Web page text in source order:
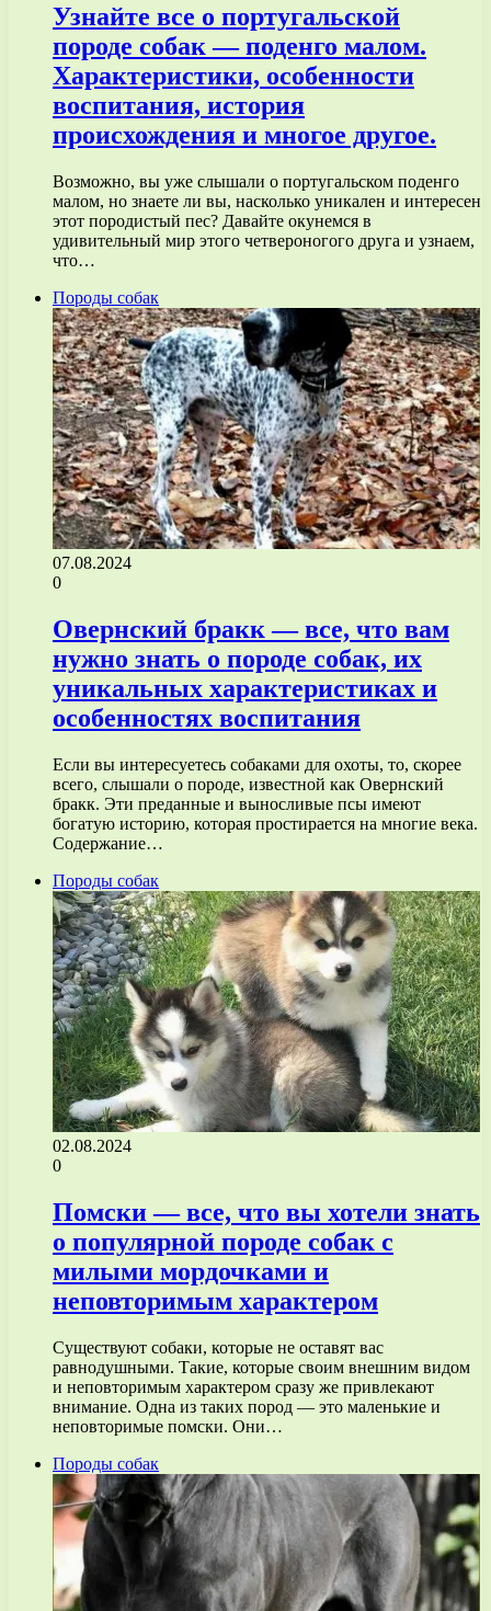
Узнайте все о португальской
породе собак — поденго малом.
Характеристики, особенности
воспитания, история
происхождения и многое другое.
Возможно, вы уже слышали о португальском поденго
малом, но знаете ли вы, насколько уникален и интересен
этот породистый пес? Давайте окунемся в
удивительный мир этого четвероногого друга и узнаем,
что…
Породы собак
07.08.2024
0
Овернский бракк — все, что вам
нужно знать о породе собак, их
уникальных характеристиках и
особенностях воспитания
Если вы интересуетесь собаками для охоты, то, скорее
всего, слышали о породе, известной как Овернский
бракк. Эти преданные и выносливые псы имеют
богатую историю, которая простирается на многие века.
Содержание…
Породы собак
02.08.2024
0
Помски — все, что вы хотели знать
о популярной породе собак с
милыми мордочками и
неповторимым характером
Существуют собаки, которые не оставят вас
равнодушными. Такие, которые своим внешним видом
и неповторимым характером сразу же привлекают
внимание. Одна из таких пород — это маленькие и
неповторимые помски. Они…
Породы собак